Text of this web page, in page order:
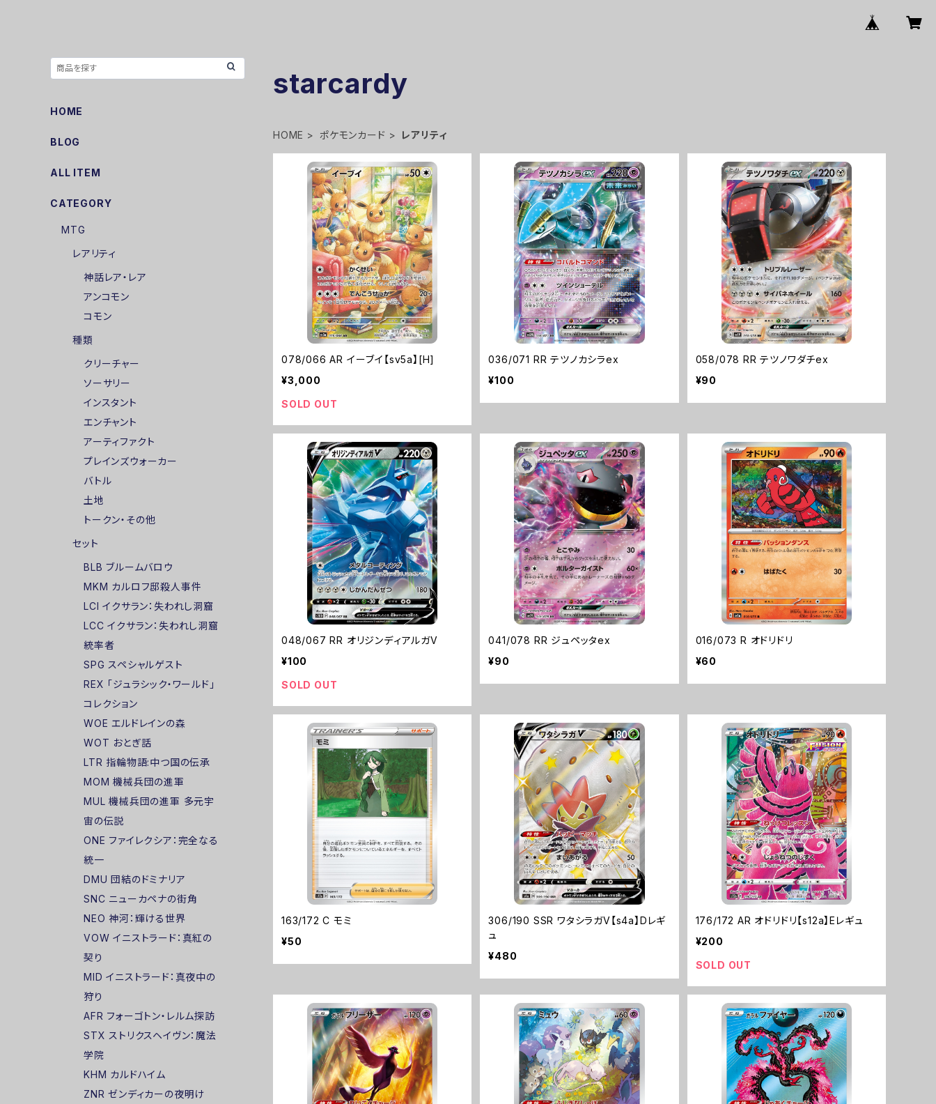
starcardy
HOME ポケモンカード レアリティ
078/066 AR イーブイ【sv5a】[H]
¥3,000
SOLD OUT
036/071 RR テツノカシラex
¥100
058/078 RR テツノワダチex
¥90
048/067 RR オリジンディアルガV
¥100
SOLD OUT
041/078 RR ジュペッタex
¥90
016/073 R オドリドリ
¥60
163/172 C モミ
¥50
306/190 SSR ワタシラガV【s4a】Dレギ
ュ
¥480
176/172 AR オドリドリ【s12a】Eレギュ
¥200
SOLD OUT
HOME
BLOG
ALL ITEM
CATEGORY
MTG
レアリティ
神話レア・レア
アンコモン
コモン
種類
クリーチャー
ソーサリー
インスタント
エンチャント
アーティファクト
プレインズウォーカー
バトル
土地
トークン・その他
セット
BLB ブルームバロウ
MKM カルロフ邸殺人事件
LCI イクサラン：失われし洞窟
LCC イクサラン：失われし洞窟
統率者
SPG スペシャルゲスト
REX 「ジュラシック・ワールド」
コレクション
WOE エルドレインの森
WOT おとぎ話
LTR 指輪物語:中つ国の伝承
MOM 機械兵団の進軍
MUL 機械兵団の進軍 多元宇
宙の伝説
ONE ファイレクシア：完全なる
統一
DMU 団結のドミナリア
SNC ニューカペナの街角
NEO 神河：輝ける世界
VOW イニストラード：真紅の
契り
MID イニストラード：真夜中の
狩り
AFR フォーゴトン・レルム探訪
STX ストリクスヘイヴン：魔法
学院
KHM カルドハイム
ZNR ゼンディカーの夜明け